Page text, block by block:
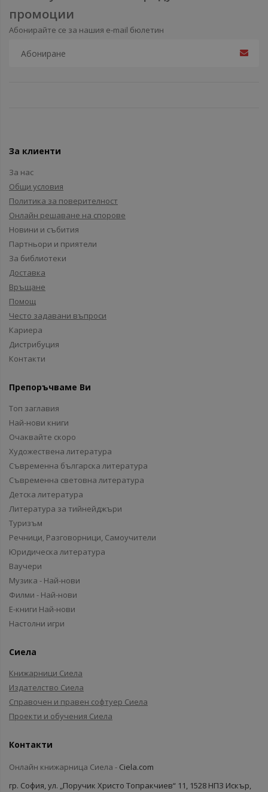
промоции
Абонирайте се за нашия e-mail бюлетин
За клиенти
За нас
Общи условия
Политика за поверителност
Онлайн решаване на спорове
Новини и събития
Партньори и приятели
За библиотеки
Доставка
Връщане
Помощ
Често задавани въпроси
Кариера
Дистрибуция
Контакти
Препоръчваме Ви
Топ заглавия
Най-нови книги
Очаквайте скоро
Художествена литература
Съвременна българска литература
Съвременна световна литература
Детска литература
Литература за тийнейджъри
Туризъм
Речници, Разговорници, Самоучители
Юридическа литература
Ваучери
Музика - Най-нови
Филми - Най-нови
Е-книги Най-нови
Настолни игри
Сиела
Книжарници Сиела
Издателство Сиела
Справочен и правен софтуер Сиела
Проекти и обучения Сиела
Контакти
Онлайн книжарница Сиела - Ciela.com
гр. София, ул. „Поручик Христо Топракчиев“ 11, 1528 НПЗ Искър,